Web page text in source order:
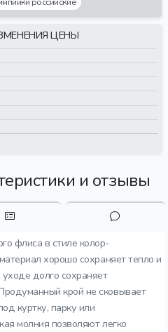
ЦЕНЫ
и отзывы
флиса в стиле колор-
хорошо сохраняет тепло и
долго сохраняет
крой не сковывает
куртку, парку или
молния позволяют легко